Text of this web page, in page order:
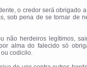
o credor será obrigado
sob pena de se tornar de
não herdeiros legítimos,
alma do falecido só
codicilo.